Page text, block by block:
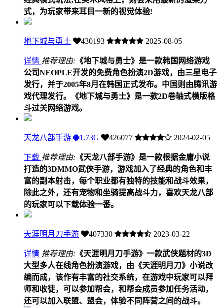
式，为玩家带来耳目一新的视觉体验!
地下城与勇士 430193 2025-08-05
详情 推荐理由: 《地下城与勇士》是一款韩国网络游戏
公司NEOPLE开发的免费角色扮演2D游戏，由三星电子
发行，并于2005年8月在韩国正式发布。中国则由腾讯游
戏代理发行。《地下城与勇士》是一款2D卷轴式横版格
斗过关网络游戏。
天龙八部手游 1.73G 426077 2024-02-05
下载 推荐理由: 《天龙八部手游》是一款根据金庸小说
打造的3DMMO武侠手游，游戏加入了经典的角色和丰
富的副本射击，每个职业都有独特的技能和战斗效果，
除此之外，还有宠物和坐骑提高战斗力，喜欢天龙八部
的玩家可以下载体验一番。
天涯明月刀手游 407330 2023-03-22
详情 推荐理由: 《天涯明月刀手游》一款武侠题材的3D
大型多人在线角色扮演游戏，由《天涯明月刀》小说改
编而成，该作有丰富的社交系统，在游戏中玩家可以拜
师和收徒，可以参加帮会，和帮会成员参加任务活动，
还可以加入联盟、盟会，体验不同阵营之间的战斗。